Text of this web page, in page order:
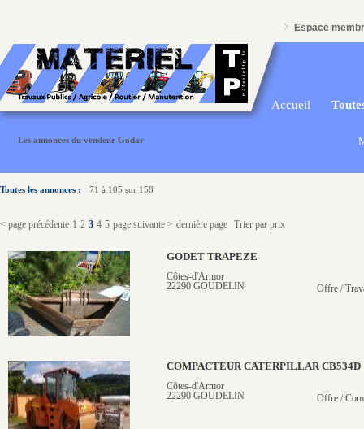
Espace
Accueil
Les annonces du vendeur Godar
Toutes les annonces : 71 à 105 sur 158
< page précédente 1 2 3 4 5 page suivante > dernière page Trier par prix
GODET TRAPEZE
Côtes-d'Armor
22290 GOUDELIN
Offre /
COMPACTEUR CATERPILLAR CB534D
Côtes-d'Armor
22290 GOUDELIN
Offre /